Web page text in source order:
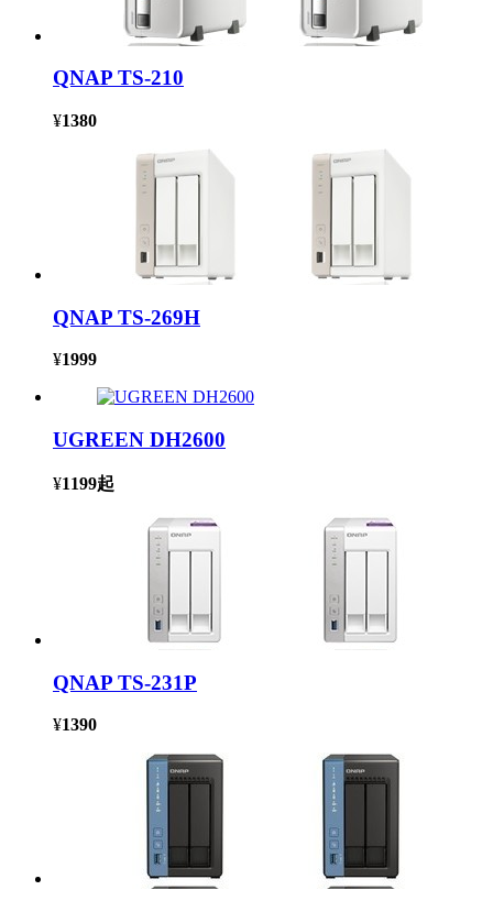
QNAP TS-210
¥1380
QNAP TS-269H
¥1999
UGREEN DH2600
¥1199起
QNAP TS-231P
¥1390